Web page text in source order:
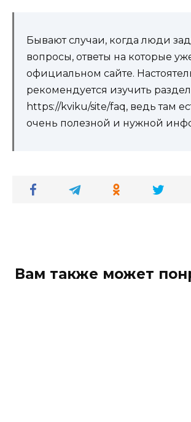
Бывают случаи, когда люди
вопросы, ответы на которые
официальном сайте.
рекомендуется изучить раздел
https://kviku/site/faq, ведь там
очень полезной и нужной
Вам также может